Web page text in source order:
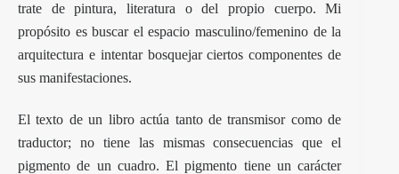
trate de pintura, literatura o del propio cuerpo. Mi
propósito es buscar el espacio masculino/femenino de la
arquitectura e intentar bosquejar ciertos componentes de
sus manifestaciones.
El texto de un libro actúa tanto de transmisor como de
traductor; no tiene las mismas consecuencias que el
pigmento de un cuadro. El pigmento tiene un carácter